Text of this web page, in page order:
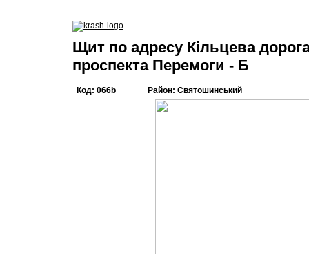
Щит по адресу Кільцева
проспекта Перемоги - Б
Код: 066b Район: Святошинський